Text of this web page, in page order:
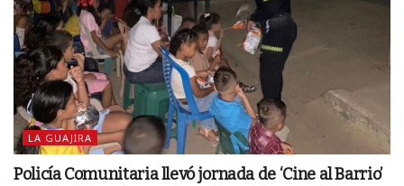
LA GUAJIRA
Policía Comunitaria llevó jornada de ‘Cine al Barrio’